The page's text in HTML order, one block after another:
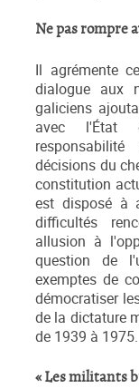
Ne pas rompre
Il agrémente
dialogue aux
galiciens
avec l'État
décisions du
constitution
est disposé à
difficultés
allusion à
question de
exemptes de
démocratiser
de la dictature
de 1939 à 1975.
« Les militants